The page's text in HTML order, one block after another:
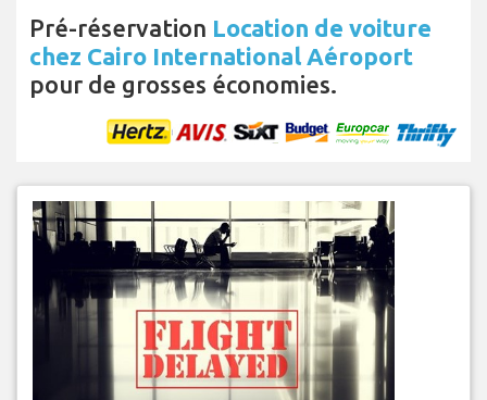
Pré-réservation Location de voiture
chez Cairo International Aéroport
pour de grosses économies.